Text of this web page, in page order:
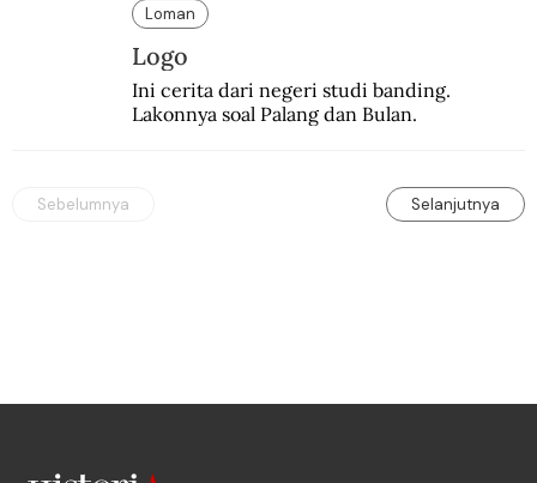
diselenggarakan pemerintah.
Loman
Logo
Ini cerita dari negeri studi banding.
Lakonnya soal Palang dan Bulan.
Sebelumnya Selanjutnya